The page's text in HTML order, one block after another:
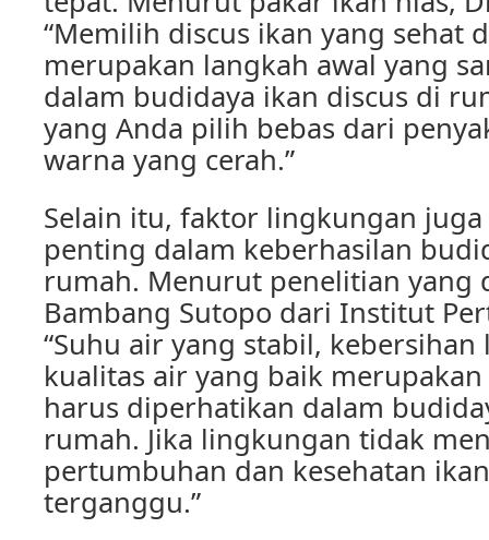
“Memilih discus ikan yang sehat
merupakan langkah awal yang
dalam budidaya ikan discus di
yang Anda pilih bebas dari
warna yang cerah.”
Selain itu, faktor lingkungan
penting dalam keberhasilan
rumah. Menurut penelitian yang
Bambang Sutopo dari Institut
“Suhu air yang stabil,
kualitas air yang baik
harus diperhatikan dalam
rumah. Jika lingkungan tidak
pertumbuhan dan kesehatan
terganggu.”